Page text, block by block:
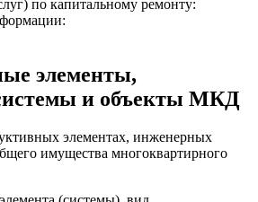
по капитальному ремонту:
элементы,
и объекты МКД
элементах, инженерных
имущества многоквартирного